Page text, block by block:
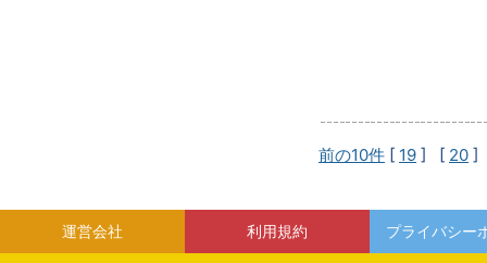
前の10件 [ 19 ] [ 20 ]
運営会社 利用規約 プライバシー